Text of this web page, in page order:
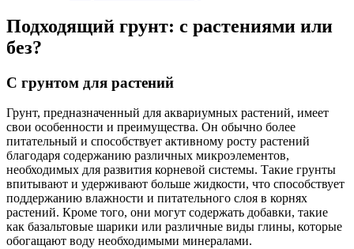
Подходящий грунт: с растениями или
без?
С грунтом для растений
Грунт, предназначенный для аквариумных растений, имеет
свои особенности и преимущества. Он обычно более
питательный и способствует активному росту растений
благодаря содержанию различных микроэлементов,
необходимых для развития корневой системы. Такие грунты
впитывают и удерживают больше жидкости, что способствует
поддержанию влажности и питательного слоя в корнях
растений. Кроме того, они могут содержать добавки, такие
как базальтовые шарики или различные виды глины, которые
обогащают воду необходимыми минералами.